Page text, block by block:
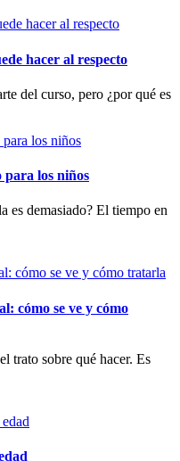
hacer al respecto
del curso, pero ¿por qué es
para los niños
es demasiado? El tiempo en
cómo se ve y cómo
trato sobre qué hacer. Es